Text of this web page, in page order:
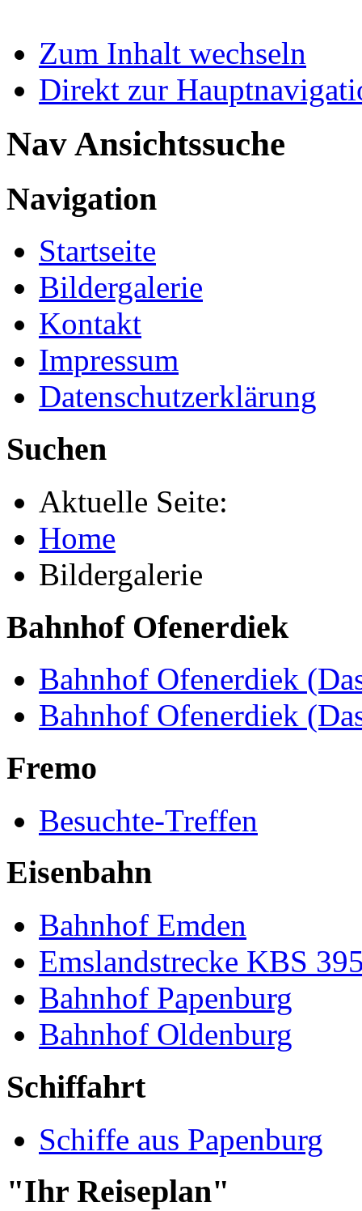
Zum Inhalt wechseln
Direkt zur
Nav Ansichtssuche
Navigation
Startseite
Bildergalerie
Kontakt
Impressum
Datenschutzerklärung
Suchen
Aktuelle Seite:
Home
Bildergalerie
Bahnhof Ofenerdiek
Bahnhof Ofenerdiek
Bahnhof Ofenerdiek
Fremo
Besuchte-Treffen
Eisenbahn
Bahnhof Emden
Emslandstrecke KBS
Bahnhof Papenburg
Bahnhof Oldenburg
Schiffahrt
Schiffe aus Papenburg
"Ihr Reiseplan"